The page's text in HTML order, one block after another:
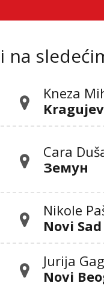
Kneza
Cara
Земун
Nikole
Novi Sad
Jurija
Novi